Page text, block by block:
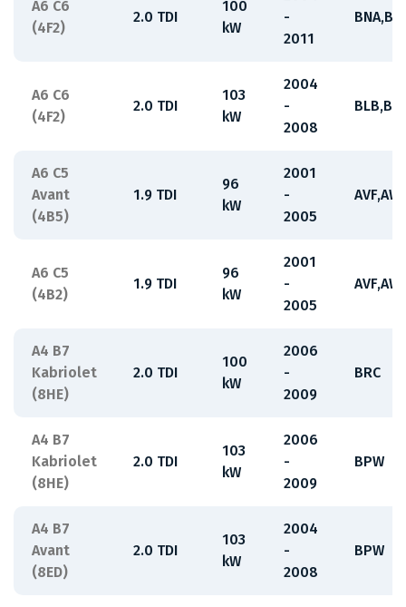
A6 C6
(4F2)
2.0 TDI
100
kW
-
2011
A6 C6
(4F2)
2.0 TDI
103
kW
2004
-
2008
A6 C5
Avant
(4B5)
1.9 TDI
96
kW
2001
-
2005
A6 C5
(4B2)
1.9 TDI
96
kW
2001
-
2005
A4 B7
Kabriolet
(8HE)
2.0 TDI
100
kW
2006
-
2009
BRC
A4 B7
Kabriolet
(8HE)
2.0 TDI
103
kW
2006
-
2009
BPW
A4 B7
Avant
(8ED)
2.0 TDI
103
kW
2004
-
2008
BPW